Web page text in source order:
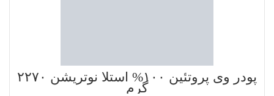
پودر وی پروتئین ۱۰۰% استلا نوتریشن ۲۲۷۰
گرم